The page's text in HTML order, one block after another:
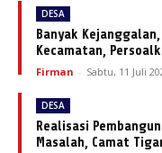
DESA
Banyak
Kecamatan,
Firman - Sabtu, 11 Juli
DESA
Realisasi
Masalah, Camat